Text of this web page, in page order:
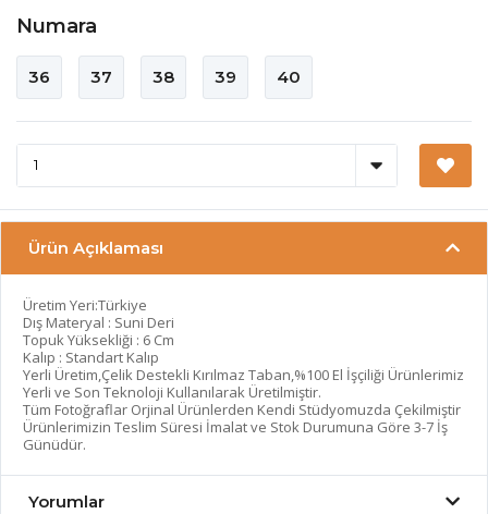
Numara
36 37 38 39 40
Ürün Açıklaması
Üretim Yeri:Türkiye
Dış Materyal : Suni Deri
Topuk Yüksekliği : 6 Cm
Kalıp : Standart Kalıp
Yerli Üretim,Çelik Destekli Kırılmaz Taban,%100 El İşçiliği Ürünlerimiz
Yerli ve Son Teknoloji Kullanılarak Üretilmiştir.
Tüm Fotoğraflar Orjinal Ürünlerden Kendi Stüdyomuzda Çekilmiştir
Ürünlerimizin Teslim Süresi İmalat ve Stok Durumuna Göre 3-7 İş
Günüdür.
Yorumlar